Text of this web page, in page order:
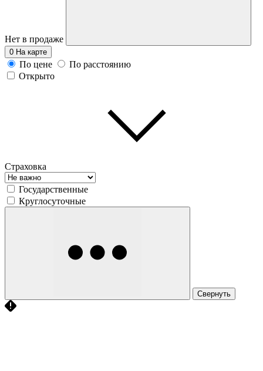
Нет в продаже
0 На карте
По цене
По расстоянию
Открыто
Страховка
Государственные
Круглосуточные
Свернуть